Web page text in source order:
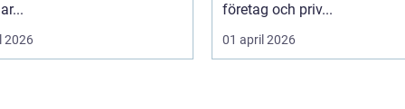
2026
företag och priv...
01 april 2026